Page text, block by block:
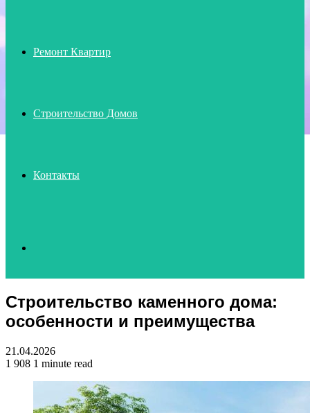
Ремонт Квартир
Строительство Домов
Контакты
for
Строительство каменного дома:
особенности и преимущества
21.04.2026
1 908 1 minute read